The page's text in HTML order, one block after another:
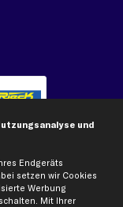
und sind
Warenzeichen oder
Artikel. Die Angaben
statthaft. Die Ware bleibt
und
Endgeräts
setzen wir Cookies
Werbung
Mit Ihrer